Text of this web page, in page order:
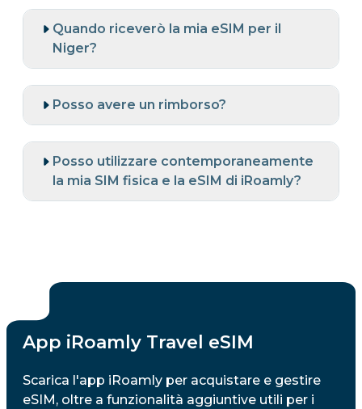
Quando riceverò la mia eSIM per il
Niger?
Posso avere un rimborso?
Posso utilizzare contemporaneamente
la mia SIM fisica e la eSIM di iRoamly?
App iRoamly Travel eSIM
Scarica l'app iRoamly per acquistare e gestire
eSIM, oltre a funzionalità aggiuntive utili per i